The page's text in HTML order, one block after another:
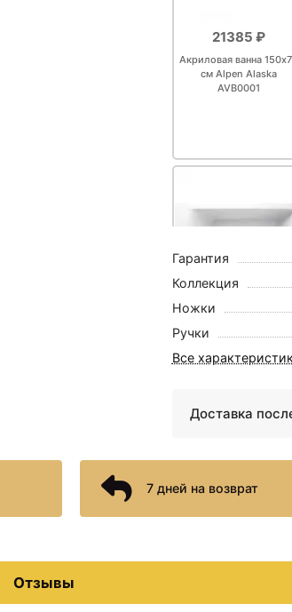
21385 ₽
Акриловая ванна
см Alpen Alaska
AVB0001
24115 ₽
Акриловая ванна 170х70
AVB0004
Гарантия
Коллекция
Ножки
Ручки
Все
Доставка
7 дней на возврат
Отзывы